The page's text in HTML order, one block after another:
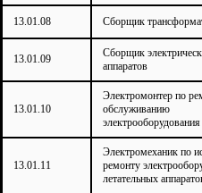
13.01.08 Сборщик
13.01.09
Сборщик
аппаратов
13.01.10
Электромонтер по
обслуживанию
13.01.11
Электромеханик по
ремонту
летательных